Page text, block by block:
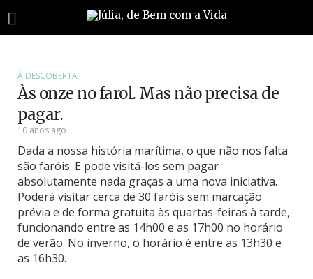
À DESCOBERTA
Às onze no farol. Mas não precisa de
pagar.
10 anos ago
Dada a nossa história marítima, o que não nos falta
são faróis. E pode visitá-los sem pagar
absolutamente nada graças a uma nova iniciativa.
Poderá visitar cerca de 30 faróis sem marcação
prévia e de forma gratuita às quartas-feiras à tarde,
funcionando entre as 14h00 e as 17h00 no horário
de verão. No inverno, o horário é entre as 13h30 e
as 16h30.